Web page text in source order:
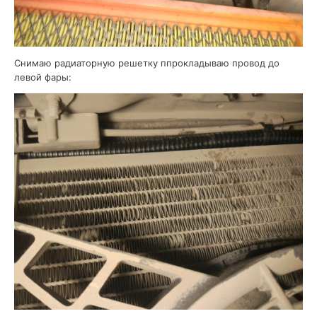
Снимаю радиаторную решетку ппрокладываю провод до
левой фары: